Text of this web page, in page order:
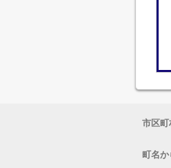
市区町
町名